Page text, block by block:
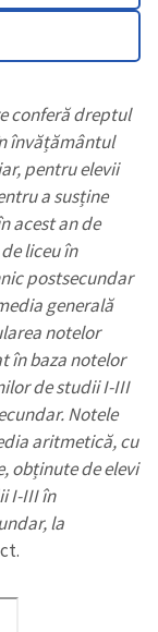
conferă dreptul
învățământul
pentru elevii
a susține
acest an de
liceu în
postsecundar
generală
notelor
în baza notelor
de studii I-III
Notele
aritmetică, cu
obținute de elevi
I-III în
la